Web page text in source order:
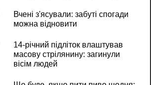
Вчені з'ясували: забуті спогади
можна відновити
14-річний підліток влаштував
масову стрілянину: загинули
вісім людей